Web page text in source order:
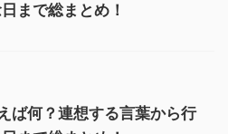
まで総まとめ！
ば何？連想する言葉から行